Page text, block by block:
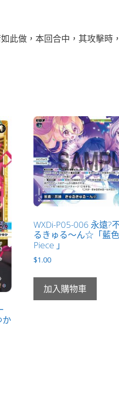
此做，本回合中，其攻擊時
か
WXDi-P05-006 永遠
るきゅる～ん☆「藍
Piece 」
$1.00
加入購物車